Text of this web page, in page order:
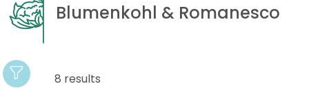
Blumenkohl & Romanesco
8 results